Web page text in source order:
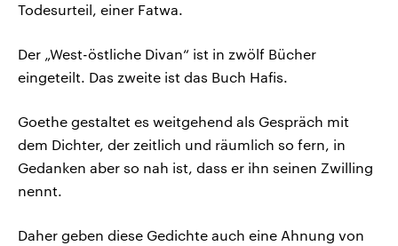
Todesurteil, einer Fatwa.
Der „West-östliche Divan“ ist in zwölf Bücher
eingeteilt. Das zweite ist das Buch Hafis.
Goethe gestaltet es weitgehend als Gespräch mit
dem Dichter, der zeitlich und räumlich so fern, in
Gedanken aber so nah ist, dass er ihn seinen Zwilling
nennt.
Daher geben diese Gedichte auch eine Ahnung von